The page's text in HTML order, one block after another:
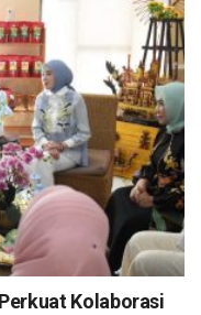
Kolaborasi